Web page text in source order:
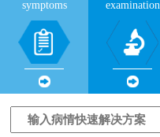
symptoms examination